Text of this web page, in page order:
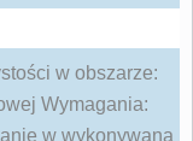
w obszarze:
Wymagania:
w wykonywaną